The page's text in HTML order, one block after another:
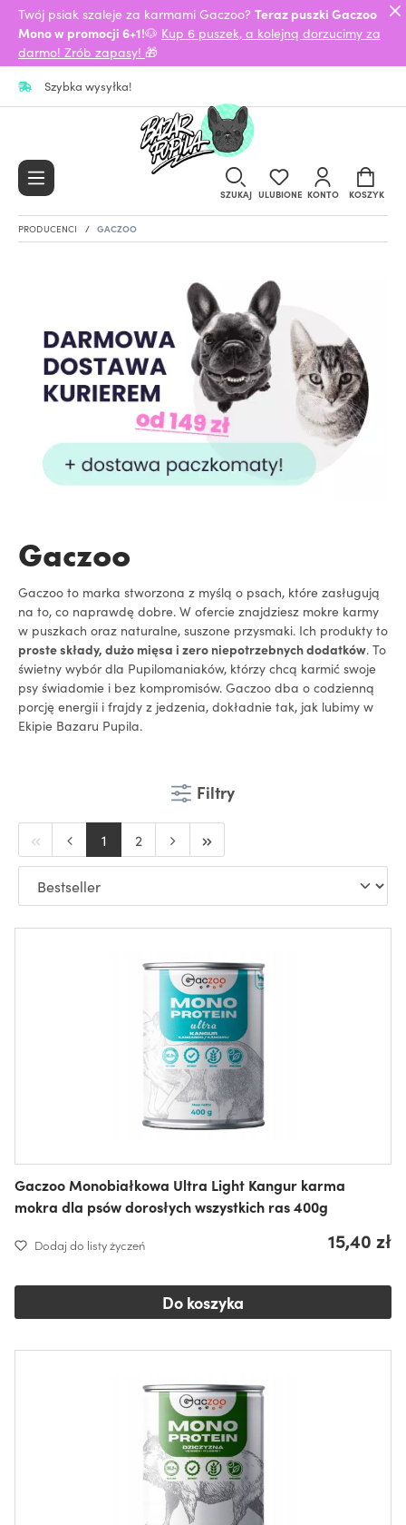
Twój psiak szaleje za karmami Gaczoo? Teraz puszki Gaczoo
Mono w promocji 6+1!🐶 Kup 6 puszek, a kolejną dorzucimy za
darmo! Zrób zapasy! 🎁
Szybka wysyłka!
SZUKAJ ULUBIONE KONTO KOSZYK
PRODUCENCI GACZOO
Gaczoo
Gaczoo to marka stworzona z myślą o psach, które zasługują
na to, co naprawdę dobre. W ofercie znajdziesz mokre karmy
w puszkach oraz naturalne, suszone przysmaki. Ich produkty to
proste składy, dużo mięsa i zero niepotrzebnych dodatków. To
świetny wybór dla Pupilomaniaków, którzy chcą karmić swoje
psy świadomie i bez kompromisów. Gaczoo dba o codzienną
porcję energii i frajdy z jedzenia, dokładnie tak, jak lubimy w
Ekipie Bazaru Pupila.
Filtry
1 2
Gaczoo Monobiałkowa Ultra Light Kangur karma
mokra dla psów dorosłych wszystkich ras 400g
Dodaj do listy życzeń 15,40 zł
Do koszyka